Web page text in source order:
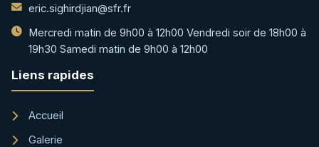
eric.sighirdjian@sfr.fr
Mercredi matin de 9h00 à 12h00 Vendredi soir de 18h00 à
19h30 Samedi matin de 9h00 à 12h00
Liens rapides
Accueil
Galerie